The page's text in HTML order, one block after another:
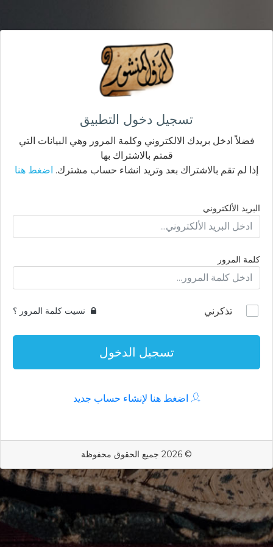
تسجيل دخول التطبيق
فضلاً ادخل بريدك الالكتروني وكلمة المرور وهي البيانات التي
قمتم بالاشتراك بها
إذا لم تقم بالاشتراك بعد وتريد انشاء حساب مشترك. اضغط هنا
البريد الألكتروني
كلمة المرور
تذكرني نسيت كلمة المرور ؟
تسجيل الدخول
اضغط هنا لإنشاء حساب جديد
© 2026 جميع الحقوق محفوظة